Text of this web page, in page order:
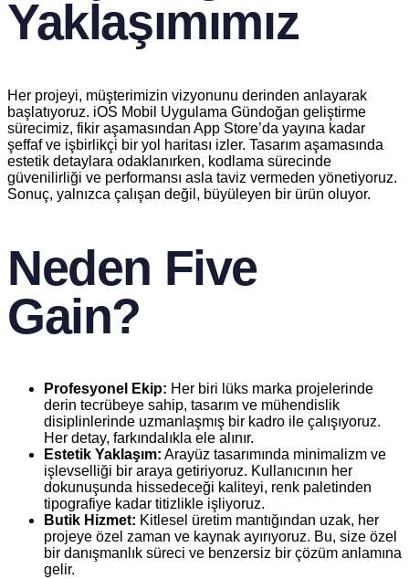
Yaklaşımımız
Her projeyi, müşterimizin vizyonunu derinden anlayarak
başlatıyoruz. iOS Mobil Uygulama Gündoğan geliştirme
sürecimiz, fikir aşamasından App Store’da yayına kadar
şeffaf ve işbirlikçi bir yol haritası izler. Tasarım aşamasında
estetik detaylara odaklanırken, kodlama sürecinde
güvenilirliği ve performansı asla taviz vermeden yönetiyoruz.
Sonuç, yalnızca çalışan değil, büyüleyen bir ürün oluyor.
Neden Five
Gain?
Profesyonel Ekip: Her biri lüks marka projelerinde
derin tecrübeye sahip, tasarım ve mühendislik
disiplinlerinde uzmanlaşmış bir kadro ile çalışıyoruz.
Her detay, farkındalıkla ele alınır.
Estetik Yaklaşım: Arayüz tasarımında minimalizm ve
işlevselliği bir araya getiriyoruz. Kullanıcının her
dokunuşunda hissedeceği kaliteyi, renk paletinden
tipografiye kadar titizlikle işliyoruz.
Butik Hizmet: Kitlesel üretim mantığından uzak, her
projeye özel zaman ve kaynak ayırıyoruz. Bu, size özel
bir danışmanlık süreci ve benzersiz bir çözüm anlamına
gelir.